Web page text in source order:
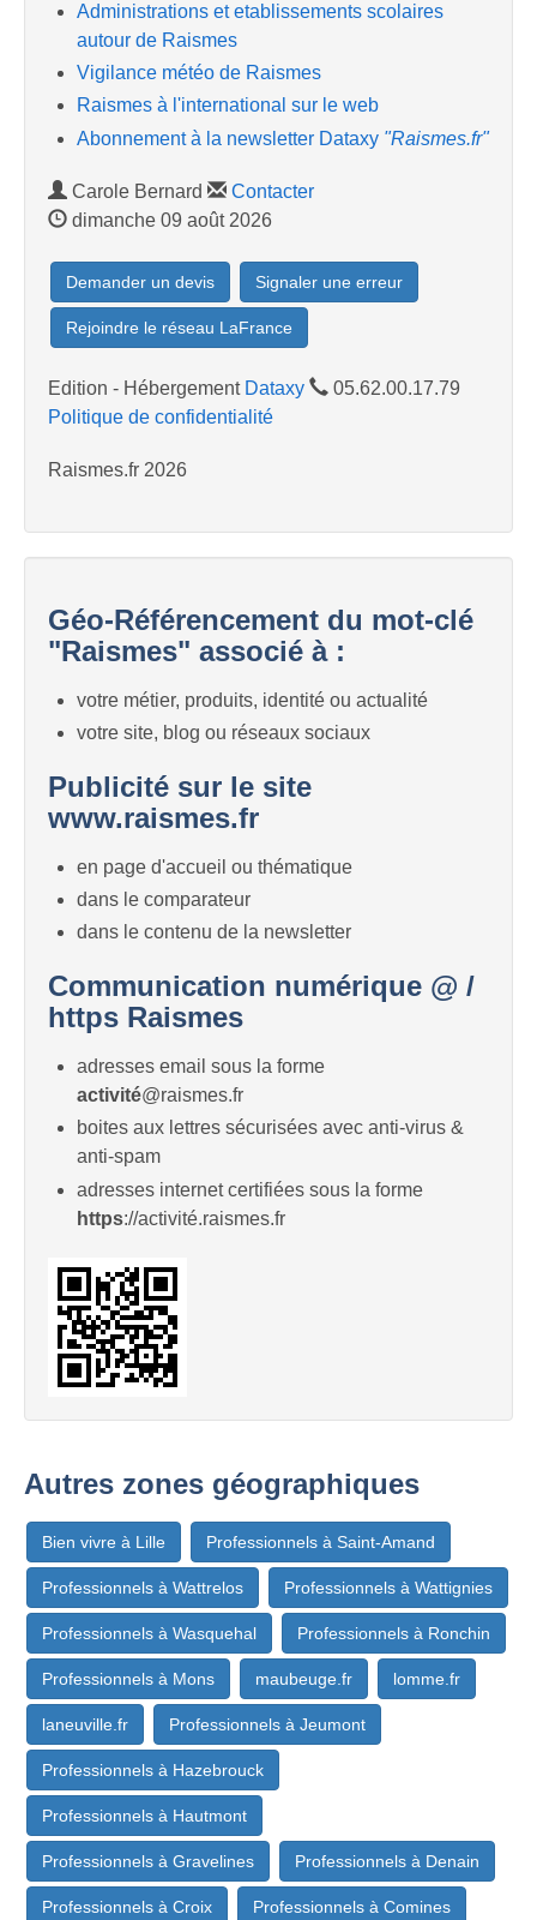
Administrations et etablissements scolaires
autour de Raismes
Vigilance météo de Raismes
Raismes à l'international sur le web
Abonnement à la newsletter Dataxy "Raismes.fr"
Carole Bernard
Contacter
dimanche 09 août 2026
Demander un devis Signaler une erreur
Rejoindre le réseau LaFrance
Edition - Hébergement Dataxy
05.62.00.17.79
Politique de confidentialité
Raismes.fr 2026
Géo-Référencement du mot-clé
"Raismes" associé à :
votre métier, produits, identité ou actualité
votre site, blog ou réseaux sociaux
Publicité sur le site
www.raismes.fr
en page d'accueil ou thématique
dans le comparateur
dans le contenu de la newsletter
Communication numérique @ /
https Raismes
adresses email sous la forme
activité@raismes.fr
boites aux lettres sécurisées avec anti-virus &
anti-spam
adresses internet certifiées sous la forme
https://activité.raismes.fr
Autres zones géographiques
Bien vivre à Lille Professionnels à Saint-Amand
Professionnels à Wattrelos Professionnels à Wattignies
Professionnels à Wasquehal Professionnels à Ronchin
Professionnels à Mons maubeuge.fr lomme.fr
laneuville.fr Professionnels à Jeumont
Professionnels à Hazebrouck
Professionnels à Hautmont
Professionnels à Gravelines Professionnels à Denain
Professionnels à Croix Professionnels à Comines